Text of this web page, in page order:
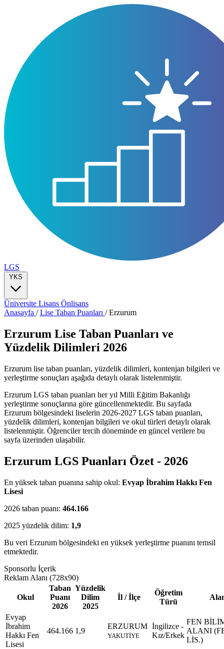
LGS
YKS
Üniversite Lisans Önlisans
Anasayfa /Lise Taban Puanları /Erzurum
Erzurum Lise Taban Puanları ve
Yüzdelik Dilimleri 2026
Erzurum lise taban puanları, yüzdelik dilimleri, kontenjan bilgileri ve
yerleştirme sonuçları aşağıda detaylı olarak listelenmiştir.
Erzurum LGS taban puanları her yıl Milli Eğitim Bakanlığı
yerleştirme sonuçlarına göre güncellenmektedir. Bu sayfada
Erzurum bölgesindeki liselerin 2026-2027 LGS taban puanları,
yüzdelik dilimleri, kontenjan bilgileri ve okul türleri detaylı olarak
listelenmiştir. Öğrenciler tercih döneminde en güncel verilere bu
sayfa üzerinden ulaşabilir.
Erzurum LGS Puanları Özet - 2026
En yüksek taban puanına sahip okul: Evyap İbrahim Hakkı Fen
Lisesi
2026 taban puanı: 464.166
2025 yüzdelik dilim: 1,9
Bu veri Erzurum bölgesindeki en yüksek yerleştirme puanını temsil
etmektedir.
Sponsorlu İçerik
Reklam Alanı (728x90)
Okul
Taban
Puanı
2026
Yüzdelik
Dilim
2025
İl / İlçe
Öğretim
Türü
Evyap
İbrahim
Hakkı Fen
Lisesi
464.166 1,9
ERZURUM
YAKUTİYE
İngilizce -
Kız/Erkek
FEN
ALANI
LİS.)